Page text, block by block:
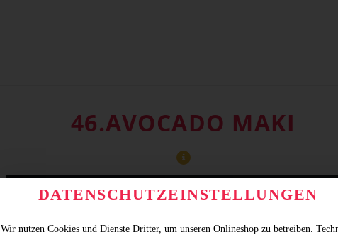
46.AVOCADO MAKI
DATENSCHUTZEINSTELLUNGEN
Wir nutzen Cookies und Dienste Dritter, um unseren Onlineshop zu betreiben.